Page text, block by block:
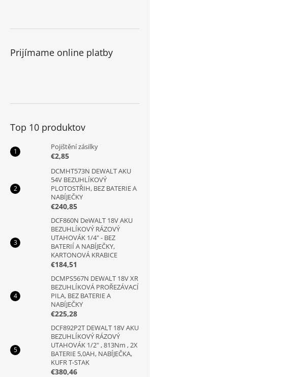
Prijímame online platby
Top 10 produktov
Pojištění zásilky
€2,85
DCMHT573N DEWALT AKU
54V BEZUHLÍKOVÝ
PLOTOSTŘIH, BEZ BATERIE A
NABÍJEČKY
€240,85
DCF860N DeWALT 18V AKU
BEZUHLÍKOVÝ RÁZOVÝ
UTAHOVÁK 1/4" - BEZ
BATERIÍ A NABÍJEČKY,
KARTONOVÁ KRABICE
€184,51
DCMPS567N DEWALT 18V XR
BEZUHLÍKOVÁ PROŘEZÁVACÍ
PILA, BEZ BATERIE A
NABÍJEČKY
€225,28
DCF892P2T DEWALT 18V AKU
BEZUHLÍKOVÝ RÁZOVÝ
UTAHOVÁK 1/2" , 813Nm , 2X
BATERIE 5,0AH, NABÍJEČKA,
KUFR T-STAK
€380,46